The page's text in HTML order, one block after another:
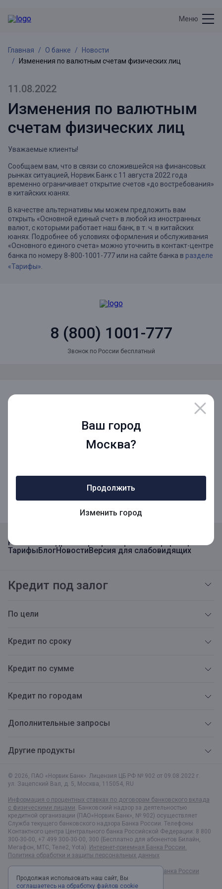
Ваш город
Москва?
Продолжить
Изменить город
Меню
Главная О банке
Новости
Изменения по валютным счетам физических лиц
11.08.2022
Изменения по валютным
счетам физических лиц
Уважаемые клиенты!
Сообщаем вам, что в связи со сложившейся на финансовых
рынках ситуацией, Норвик Банк с 11 августа 2022 года
временно ограничивает открытие счетов «до востребования»
в китайских юанях.
В качестве альтернативы мы можем предложить вам
открыть «Основной единый счет» в любой из иностранных
валют, с которыми работает наш банк, в т. ч. в китайских
юанях. Подробнее об условиях оформления и обслуживания
«Основного единого счета» можно уточнить в контакт-центре
банка по номеру 8-800-1001-777 или на сайте банка в разделе
«Тарифы»
8 (800) 1001-777
Звонок по России бесплатный
© 2026, ПАО «Норвик Банк». Лицензия ЦБ РФ № 902 от 09.08.2022 г.
ул. Зацепский Вал, д. 5, Москва, 115054, RU
Информация о процентных ставках по договорам банковского вклада
с физическими лицами. Банковский надзор за деятельностью
кредитной организации (ПАО«Норвик Банк», № 902) осуществляет
Служба текущего банковского надзора Банка России. Телефоны
Контактного центра Центрального банка Российской Федерации: 8 800
300-30-00, +7 499 300-30-00, 300 (Бесплатно для абонентов Билайн,
Мегафон, МТС, Теле2, Yota). Интернет-приемная Банка России.
Политика обработки и защиты персональных данных
Раскрытие информации в соответствии c Указанием Банка России
№6496-У
Реквизиты
ТарифыБлогНовостиВерсия для слабовидящих
Кредит под залог
По цели
Кредит по сроку
Кредит по сумме
Кредит по городам
Дополнительные запросы
Другие продукты
Мобильное приложение
Мобильное приложение для Бизнеса
Продолжая использовать наш сайт, Вы
соглашаетесь на обработку файлов cookie